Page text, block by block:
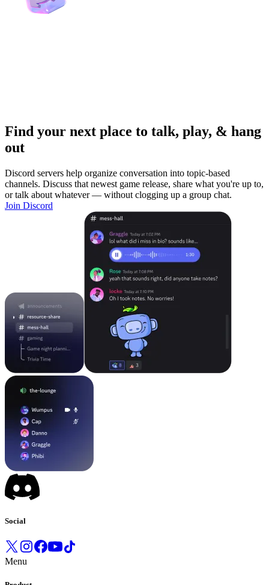
Find your next place to talk, play, & hang
out
Discord servers help organize conversation into topic-based
channels. Discuss that newest game release, share what you're up to,
or talk about whatever — without clogging up a group chat.
Join Discord
Social
Menu